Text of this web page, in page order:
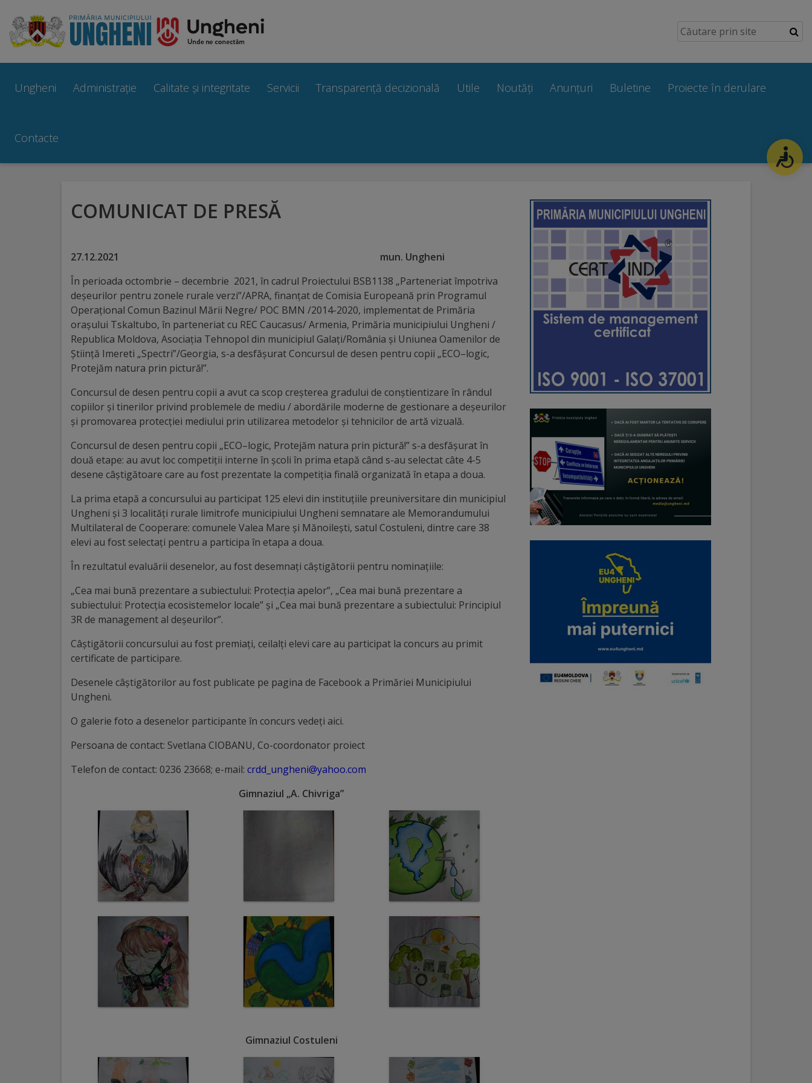
Ungheni
Prezentare
Simbolurile
orașului
brand
înfrățite
Distincții
Cetățeni
onoare
Deținători
titlului
„Merite
Ungheni”
Diplome
Excelență
Ungheniul
turistic
turistice
Sculpturi
(harta
sculpturilor)
arhitecturale
Personalități
performanță
Ungheni Administrație Calitate și integritate Servicii Transparență decizională Utile Noutăți Anunțuri Buletine Proiecte în derulare
Contacte
COMUNICAT DE PRESĂ
27.12.2021 mun. Ungheni
În perioada octombrie – decembrie 2021, în cadrul Proiectului BSB1138 „Parteneriat împotriva
deșeurilor pentru zonele rurale verzi”/APRA, finanțat de Comisia Europeană prin Programul
Operațional Comun Bazinul Mării Negre/ POC BMN /2014-2020, implementat de Primăria
orașului Tskaltubo, în parteneriat cu REC Caucasus/ Armenia, Primăria municipiului Ungheni /
Republica Moldova, Asociația Tehnopol din municipiul Galați/România și Uniunea Oamenilor de
Știință Imereti „Spectri”/Georgia, s-a desfășurat Concursul de desen pentru copii „ECO–logic,
Protejăm natura prin pictură!”.
Concursul de desen pentru copii a avut ca scop creșterea gradului de conștientizare în rândul
copiilor și tinerilor privind problemele de mediu / abordările moderne de gestionare a deșeurilor
și promovarea protecției mediului prin utilizarea metodelor și tehnicilor de artă vizuală.
Concursul de desen pentru copii „ECO–logic, Protejăm natura prin pictură!” s-a desfășurat în
două etape: au avut loc competiții interne în școli în prima etapă când s-au selectat câte 4-5
desene câștigătoare care au fost prezentate la competiția finală organizată în etapa a doua.
La prima etapă a concursului au participat 125 elevi din instituțiile preuniversitare din municipiul
Ungheni și 3 localități rurale limitrofe municipiului Ungheni semnatare ale Memorandumului
Multilateral de Cooperare: comunele Valea Mare și Mănoilești, satul Costuleni, dintre care 38
elevi au fost selectați pentru a participa în etapa a doua.
În rezultatul evaluării desenelor, au fost desemnați câștigătorii pentru nominațiile:
„Cea mai bună prezentare a subiectului: Protecția apelor”, „Cea mai bună prezentare a
subiectului: Protecția ecosistemelor locale” și „Cea mai bună prezentare a subiectului: Principiul
3R de management al deșeurilor”.
Câștigătorii concursului au fost premiați, ceilalți elevi care au participat la concurs au primit
certificate de participare.
Desenele câștigătorilor au fost publicate pe pagina de Facebook a Primăriei Municipiului
Ungheni.
O galerie foto a desenelor participante în concurs vedeți aici.
Persoana de contact: Svetlana CIOBANU, Co-coordonator proiect
Telefon de contact: 0236 23668; e-mail: crdd_ungheni@yahoo.com
Gimnaziul „A. Chivriga”
Gimnaziul Costuleni